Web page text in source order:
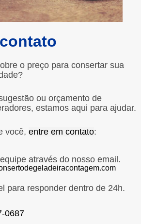
o preço para consertar sua
ou orçamento de
estamos aqui para ajudar.
você, entre em contato:
através do nosso email.
para responder dentro de 24h.
0687